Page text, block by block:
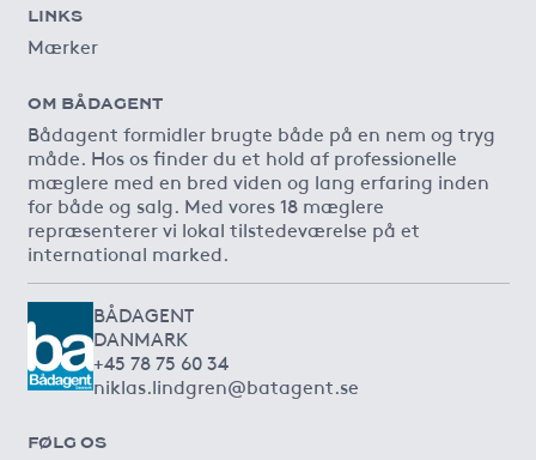
LINKS
Mærker
OM BÅDAGENT
Bådagent formidler brugte både på en nem og tryg
måde. Hos os finder du et hold af professionelle
mæglere med en bred viden og lang erfaring inden
for både og salg. Med vores 18 mæglere
repræsenterer vi lokal tilstedeværelse på et
international marked.
BÅDAGENT
DANMARK
+45 78 75 60 34
niklas.lindgren@batagent.se
FØLG OS